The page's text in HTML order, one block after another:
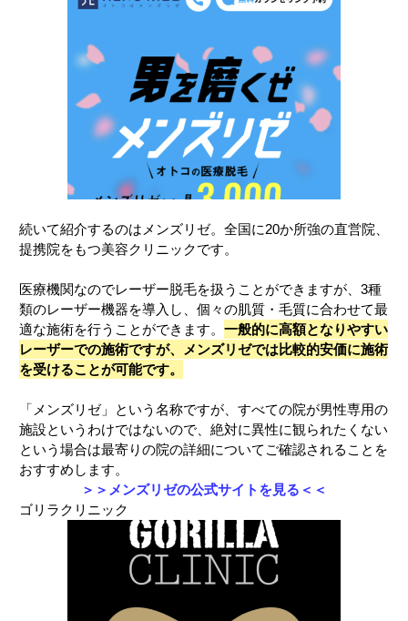
続いて紹介するのはメンズリゼ。全国に20か所強の直営院、
提携院をもつ美容クリニックです。
医療機関なのでレーザー脱毛を扱うことができますが、3種
類のレーザー機器を導入し、個々の肌質・毛質に合わせて最
適な施術を行うことができます。 一般的に高額となりやすい
レーザーでの施術ですが、メンズリゼでは比較的安価に施術
を受けることが可能です。
「メンズリゼ」という名称ですが、すべての院が男性専用の
施設というわけではないので、絶対に異性に観られたくない
という場合は最寄りの院の詳細についてご確認されることを
おすすめします。
＞＞メンズリゼの公式サイトを見る＜＜
ゴリラクリニック